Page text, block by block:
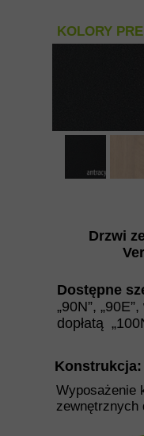
Wyposażenie
zewnętrznych
KOLORY
Konstrukcja:
Drzwi
Dostępne
„90N”, „90E”,
dopłatą